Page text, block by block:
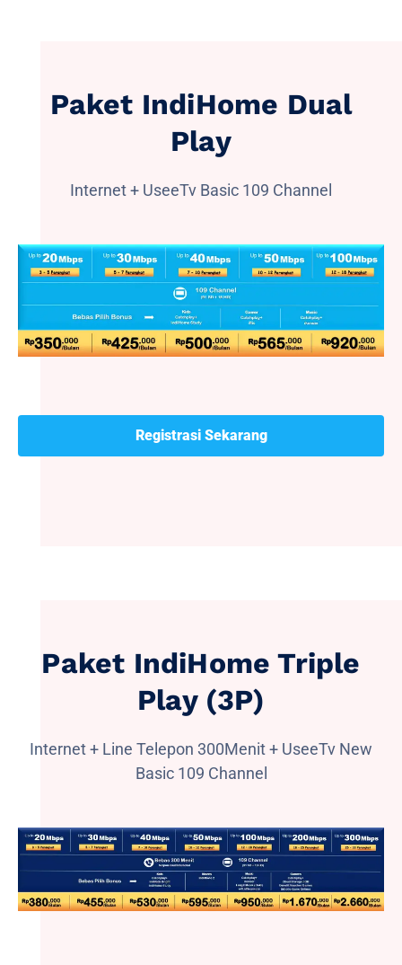
Paket IndiHome Dual
Play
Internet + UseeTv Basic 109 Channel
Registrasi Sekarang
Paket IndiHome Triple
Play (3P)
Internet + Line Telepon 300Menit + UseeTv New
Basic 109 Channel